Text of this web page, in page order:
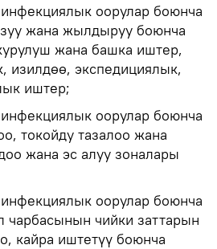
оорулар боюнча
жана жылдыруу боюнча
жана башка иштер,
изилдөө, экспедициялык,
иштер;
оорулар боюнча
токойду тазалоо жана
жана эс алуу зоналары
оорулар боюнча
чийки заттарын
кайра иштетүү боюнча